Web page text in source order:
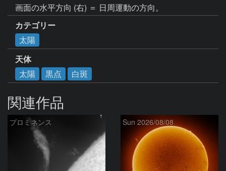
カテゴリー
太陽
天体
太陽
黒点 白斑
関連作品
プロミネンス Sun 2026/08/08